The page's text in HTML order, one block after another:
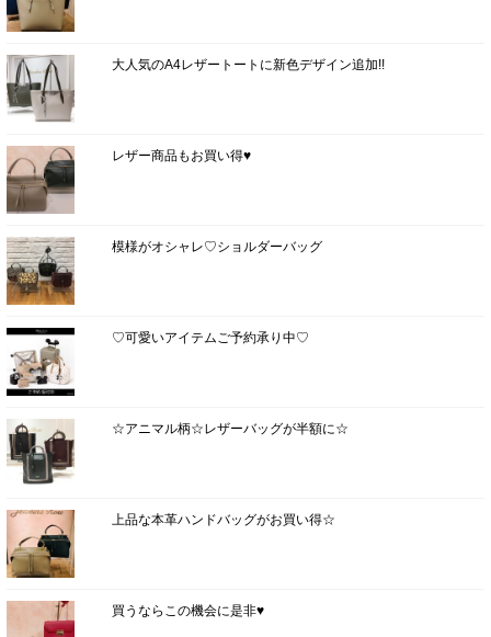
大人気のA4レザートートに新色デザイン追加!!
レザー商品もお買い得♥
模様がオシャレ♡ショルダーバッグ
♡可愛いアイテムご予約承り中♡
☆アニマル柄☆レザーバッグが半額に☆
上品な本革ハンドバッグがお買い得☆
買うならこの機会に是非♥